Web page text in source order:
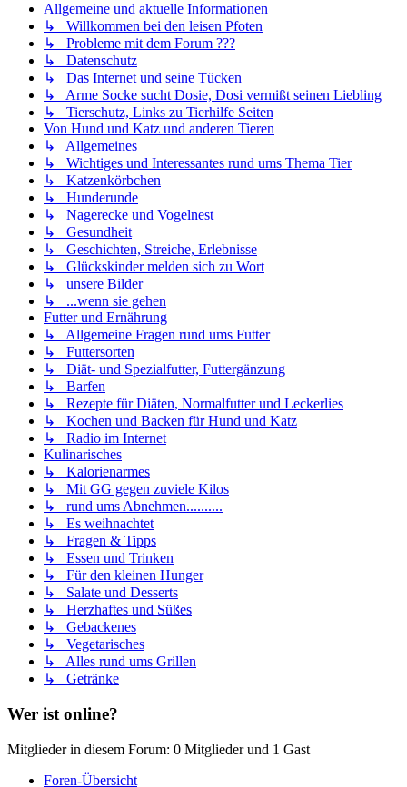
Allgemeine und aktuelle Informationen
↳ Willkommen bei den leisen Pfoten
↳ Probleme mit dem Forum ???
↳ Datenschutz
↳ Das Internet und seine Tücken
↳ Arme Socke sucht Dosie, Dosi vermißt seinen Liebling
↳ Tierschutz, Links zu Tierhilfe Seiten
Von Hund und Katz und anderen Tieren
↳ Allgemeines
↳ Wichtiges und Interessantes rund ums Thema Tier
↳ Katzenkörbchen
↳ Hunderunde
↳ Nagerecke und Vogelnest
↳ Gesundheit
↳ Geschichten, Streiche, Erlebnisse
↳ Glückskinder melden sich zu Wort
↳ unsere Bilder
↳ ...wenn sie gehen
Futter und Ernährung
↳ Allgemeine Fragen rund ums Futter
↳ Futtersorten
↳ Diät- und Spezialfutter, Futtergänzung
↳ Barfen
↳ Rezepte für Diäten, Normalfutter und Leckerlies
↳ Kochen und Backen für Hund und Katz
↳ Radio im Internet
Kulinarisches
↳ Kalorienarmes
↳ Mit GG gegen zuviele Kilos
↳ rund ums Abnehmen..........
↳ Es weihnachtet
↳ Fragen & Tipps
↳ Essen und Trinken
↳ Für den kleinen Hunger
↳ Salate und Desserts
↳ Herzhaftes und Süßes
↳ Gebackenes
↳ Vegetarisches
↳ Alles rund ums Grillen
↳ Getränke
Wer ist online?
Mitglieder in diesem Forum: 0 Mitglieder und 1 Gast
Foren-Übersicht